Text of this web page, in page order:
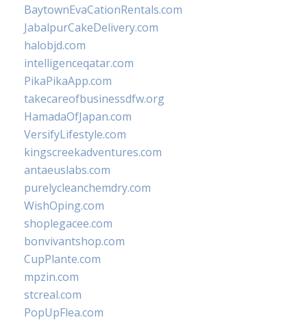
BaytownEvaCationRentals.com
JabalpurCakeDelivery.com
halobjd.com
intelligenceqatar.com
PikaPikaApp.com
takecareofbusinessdfw.org
HamadaOfJapan.com
VersifyLifestyle.com
kingscreekadventures.com
antaeuslabs.com
purelycleanchemdry.com
WishOping.com
shoplegacee.com
bonvivantshop.com
CupPlante.com
mpzin.com
stcreal.com
PopUpFlea.com